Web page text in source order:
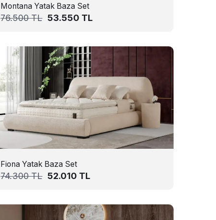
Montana Yatak Baza Set
76.500TL 53.550 TL
Fiona Yatak Baza Set
74.300TL 52.010 TL